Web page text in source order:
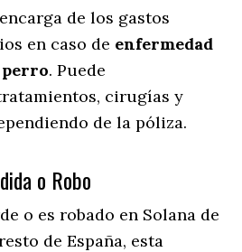
de los gastos
en caso de enfermedad
perro. Puede
cirugías y
de la póliza.
o Robo
o es robado en Solana de
de España, esta